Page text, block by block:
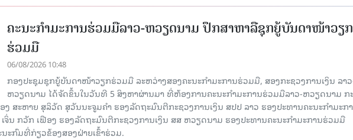
ຄະນະກໍາມະການຮ່ວມມືລາວ-ຫວຽດນາມ ປຶກສາຫາລືຊຸກຍູ້ບັນດາໜ້າວຽກ
ຮ່ວມມື
06/08/2026 10:48
ກອງປະຊຸມຊຸກຍູ້ບັນດາໜ້າວຽກຮ່ວມມື ລະຫວ່າງສອງຄະນະກໍາມະການຮ່ວມມື, ສອງກະຊວງການເງິນ ລາ
ຫວຽດນາມ ໄດ້ຈັດຂຶ້ນໃນວັນທີ 5 ສິງຫາຜ່ານມາ ທີ່ຫ້ອງການຄະນະກໍາມະການຮ່ວມມືລາວ-ຫວຽດນາມ ກ
ງ ສະຫາຍ ສຸລິວັດ ສຸວັນນະຈູມຄຳ ຮອງລັດຖະມົນຕີກະຊວງການເງິນ ສປປ ລາວ ຮອງປະທານຄະນະກໍາມະກ
ຈິ່ນ ກວັກ ເຟືອງ ຮອງລັດຖະມົນຕີກະຊວງການເງິນ ສສ ຫວຽດນາມ ຮອງປະທານຄະນະກໍາມະການຮ່ວມມື
ກົມທີ່ກ່ຽວຂ້ອງສອງຝ່າຍເຂົ້າຮ່ວມ.